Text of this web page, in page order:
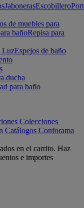
JabonerasEscobillero
de muebles para
bañoRepisa para
LuzEspejos de baño
ducha
para baño
Colecciones
Catálogos Conforama
en el carrito. Haz
e importes